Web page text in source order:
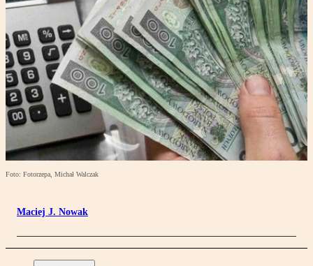
Foto: Fotorzepa, Michał Walczak
Maciej J. Nowak